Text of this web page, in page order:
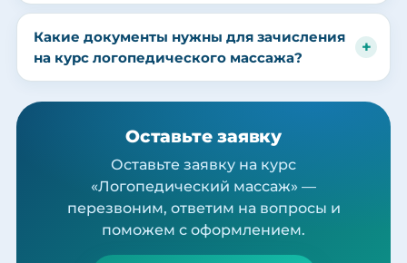
Какие документы нужны для зачисления
на курс логопедического массажа?
Оставьте заявку
Оставьте заявку на курс
«Логопедический массаж» —
перезвоним, ответим на вопросы и
поможем с оформлением.